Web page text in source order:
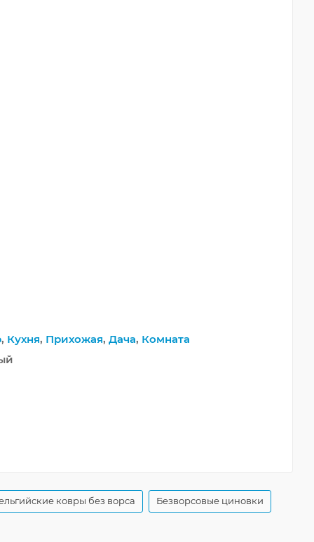
, Кухня, Прихожая, Дача, Комната
ковры без ворса Безворсовые циновки